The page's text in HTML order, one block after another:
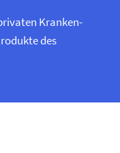
Kranken­
des